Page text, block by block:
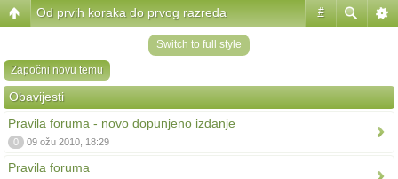
#
Od prvih koraka do prvog razreda
Switch to full style
Započni novu temu
Obavijesti
Pravila foruma - novo dopunjeno izdanje
0 09 ožu 2010, 18:29
Pravila foruma